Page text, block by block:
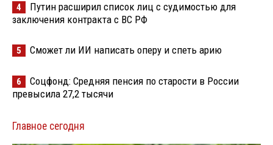
4
Путин расширил список лиц с судимостью для
заключения контракта с ВС РФ
5 Сможет ли ИИ написать оперу и спеть арию
6
Соцфонд: Средняя пенсия по старости в России
превысила 27,2 тысячи
Главное сегодня